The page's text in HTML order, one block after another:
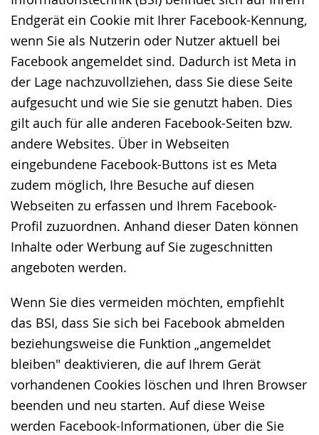
Endgerät ein Cookie mit Ihrer Facebook-Kennung,
wenn Sie als Nutzerin oder Nutzer aktuell bei
Facebook angemeldet sind. Dadurch ist Meta in
der Lage nachzuvollziehen, dass Sie diese Seite
aufgesucht und wie Sie sie genutzt haben. Dies
gilt auch für alle anderen Facebook-Seiten bzw.
andere Websites. Über in Webseiten
eingebundene Facebook-Buttons ist es Meta
zudem möglich, Ihre Besuche auf diesen
Webseiten zu erfassen und Ihrem Facebook-
Profil zuzuordnen. Anhand dieser Daten können
Inhalte oder Werbung auf Sie zugeschnitten
angeboten werden.
Wenn Sie dies vermeiden möchten, empfiehlt
das BSI, dass Sie sich bei Facebook abmelden
beziehungsweise die Funktion „angemeldet
bleiben" deaktivieren, die auf Ihrem Gerät
vorhandenen Cookies löschen und Ihren Browser
beenden und neu starten. Auf diese Weise
werden Facebook-Informationen, über die Sie